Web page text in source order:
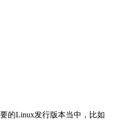
的Linux发行版本当中，比如